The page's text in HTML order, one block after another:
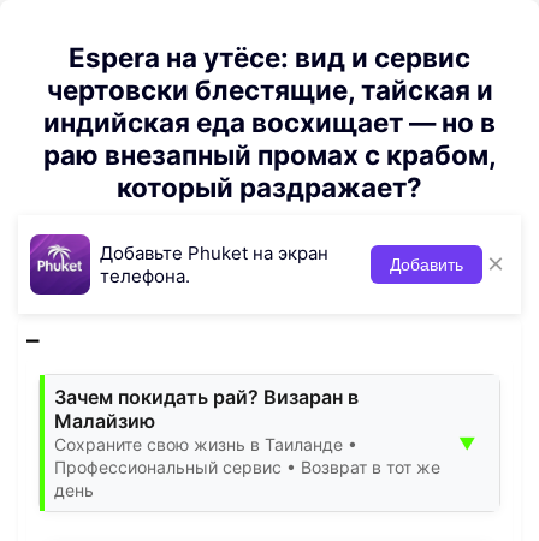
Espera на утёсе: вид и сервис
чертовски блестящие, тайская и
индийская еда восхищает — но в
раю внезапный промах с крабом,
который раздражает?
Добавьте Phuket на экран
телефона.
Добавить ×
Зачем покидать рай? Визаран в
Малайзию
Сохраните свою жизнь в Таиланде •
Профессиональный сервис • Возврат в тот же
день
▼